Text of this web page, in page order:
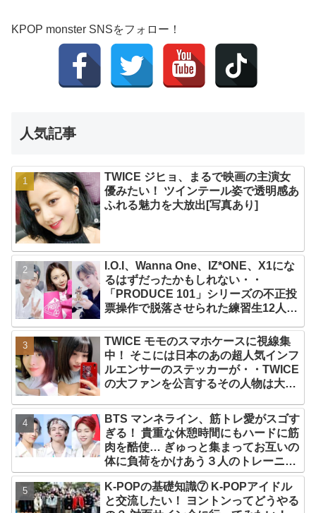
KPOP monster SNSをフォロー！
人気記事
TWICE ジヒョ、まるで映画の主演女
優みたい！ ツインテール姿で透明感あ
ふれる魅力を大放出[写真あり]
I.O.I、Wanna One、IZ*ONE、X1にな
るはずだったかもしれない・・
「PRODUCE 101」シリーズの不正投
票操作で脱落させられた練習生12人の
TWICE モモのスマホケースに視線集
中！ そこには日本のあの超人気インフ
ルエンサーのステッカーが・・TWICE
の大ファンを公言するその人物は大よ
と話題沸騰
BTS マンネライン、筋トレ愛がスゴす
ぎる！ 貴重な休憩時間にもハードに筋
肉を酷使… ぎゅっと集まってお互いの
体に負荷をかけあう３人のトレーニン
グ風景がかわいすぎるとファンくぎづ
け
K-POPの基礎知識⑦ K-POPアイドル
と交流したい！ ヨントンってどうやる